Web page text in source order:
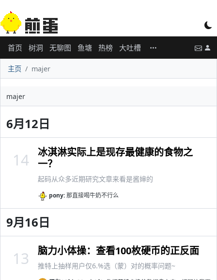
首页 树洞 无聊图 鱼塘 热榜 大吐槽
主页 majer
majer
6月12日
冰淇淋实际上是现存最健康的食物之
一？
起码从众多近期研究文章来看是酱婶的
pony:那直接喝牛奶不行么
14
9月16日
脑力小体操：查看100枚硬币的正反面
推特上抽样用户仅6.%选（蒙）对的概率问题~
13